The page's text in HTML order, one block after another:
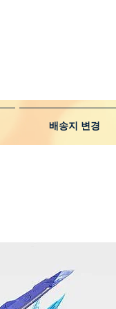
배송지 변경